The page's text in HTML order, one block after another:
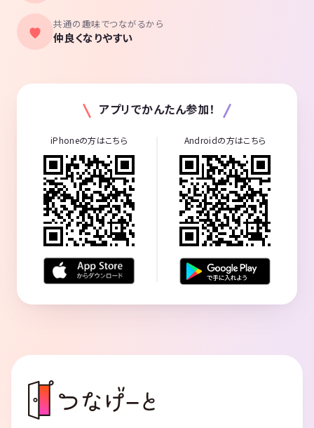
共通の趣味でつながるから
仲良くなりやすい
アプリでかんたん参加！
iPhoneの方はこちら Androidの方はこちら